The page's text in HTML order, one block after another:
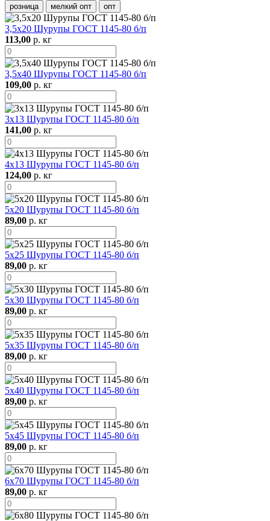
розница мелкий опт опт
3,5х20 Шурупы ГОСТ 1145-80 б/п
113,00 р. кг
3,5х40 Шурупы ГОСТ 1145-80 б/п
109,00 р. кг
3х13 Шурупы ГОСТ 1145-80 б/п
141,00 р. кг
4х13 Шурупы ГОСТ 1145-80 б/п
124,00 р. кг
5х20 Шурупы ГОСТ 1145-80 б/п
89,00 р. кг
5х25 Шурупы ГОСТ 1145-80 б/п
89,00 р. кг
5х30 Шурупы ГОСТ 1145-80 б/п
89,00 р. кг
5х35 Шурупы ГОСТ 1145-80 б/п
89,00 р. кг
5х40 Шурупы ГОСТ 1145-80 б/п
89,00 р. кг
5х45 Шурупы ГОСТ 1145-80 б/п
89,00 р. кг
6х70 Шурупы ГОСТ 1145-80 б/п
89,00 р. кг